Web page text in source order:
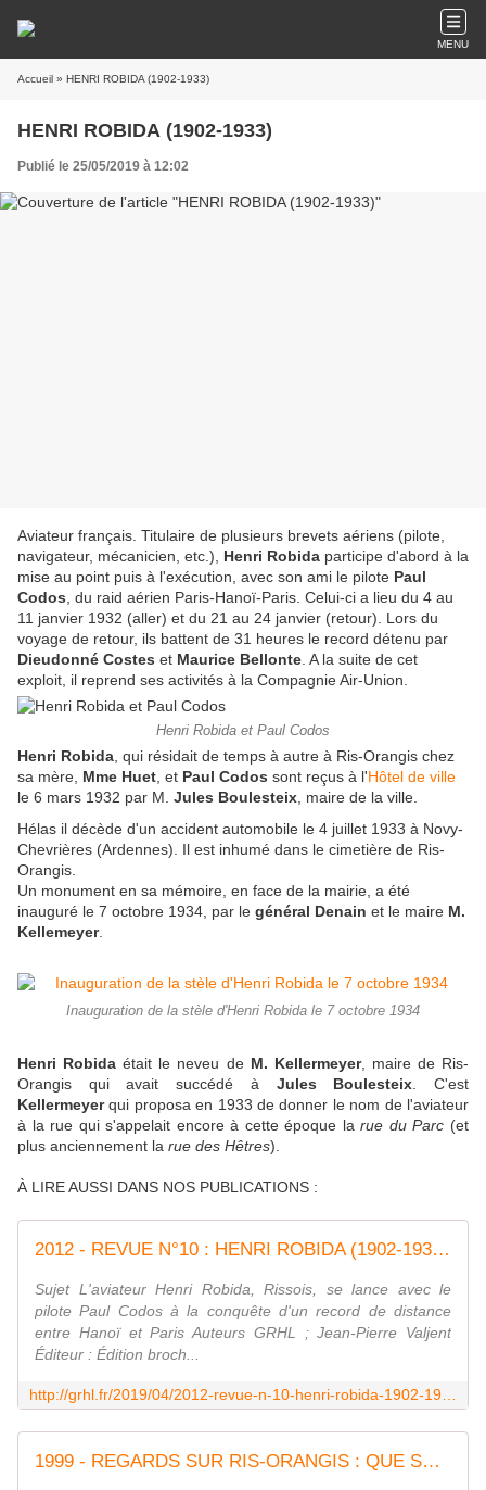
MENU
Accueil » HENRI ROBIDA (1902-1933)
HENRI ROBIDA (1902-1933)
Publié le 25/05/2019 à 12:02
Aviateur français. Titulaire de plusieurs brevets aériens (pilote,
navigateur, mécanicien, etc.), Henri Robida participe d'abord à la
mise au point puis à l'exécution, avec son ami le pilote Paul
Codos , du raid aérien Paris-Hanoï-Paris. Celui-ci a lieu du 4 au
11 janvier 1932 (aller) et du 21 au 24 janvier (retour). Lors du
voyage de retour, ils battent de 31 heures le record détenu par
Dieudonné Costes et Maurice Bellonte . A la suite de cet
exploit, il reprend ses activités à la Compagnie Air-Union.
Henri Robida et Paul Codos
Henri Robida , qui résidait de temps à autre à Ris-Orangis chez
sa mère, Mme Huet , et Paul Codos sont reçus à l'Hôtel de ville
le 6 mars 1932 par M. Jules Boulesteix , maire de la ville.
Hélas il décède d'un accident automobile le 4 juillet 1933 à Novy-
Chevrières (Ardennes). Il est inhumé dans le cimetière de Ris-
Orangis.
Un monument en sa mémoire, en face de la mairie, a été
inauguré le 7 octobre 1934, par le général Denain et le maire M.
Kellemeyer.
Inauguration de la stèle d'Henri Robida le 7 octobre 1934
Henri Robida était le neveu de M. Kellermeyer, maire de Ris-
Orangis qui avait succédé à Jules Boulesteix . C'est
Kellermeyerqui proposa en 1933 de donner le nom de l'aviateur
à la rue qui s'appelait encore à cette époque larue du Parc (et
plus anciennement la rue des Hêtres).
À LIRE AUSSI DANS NOS PUBLICATIONS :
2012 - REVUE N°10 : HENRI ROBIDA (1902-1933) - GRHL - HISTOIRE LOCALE DE RIS-ORANGIS
Sujet L'aviateur Henri Robida, Rissois, se lance avec le
pilote Paul Codos à la conquête d'un record de distance
entre Hanoï et Paris Auteurs GRHL ; Jean-Pierre Valjent
Éditeur : Édition broch...
1999 - REGARDS SUR RIS-ORANGIS : QUE SONT NOS CHEMINS DEVENUS ? - GRHL - HISTOIRE LOCALE DE RIS-ORANGIS